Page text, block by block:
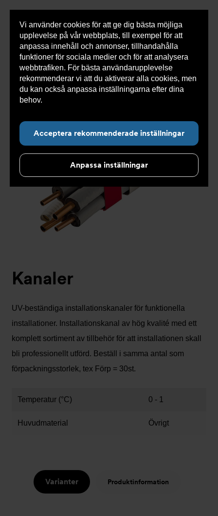
Vi använder cookies för att ge dig bästa möjliga
upplevelse på vår webbplats, till exempel för att
anpassa innehåll och annonser, tillhandahålla
funktioner för sociala medier och för att analysera
webbtrafiken. För bästa användarupplevelse
rekommenderar vi att du aktiverar alla cookies, men
du kan också anpassa inställningarna efter dina
behov.
Acceptera rekommenderade inställningar
Anpassa inställningar
0 varorSnabborder
Du
här:
Armatec > Produkter > Kyla
>
Installationsmaterial
> Kanaler > Kanaler
Kanaler
UV-beständiga installationskanaler för funktionella
installationer. Installationskanal av hög kvalité med ett
komplett sortiment av tillbehör för att installationen skall
bli professionellt utförd. Beställ i samma antal som
förpackningsstorlek, tex Förp = 30st.
Temperatur (°C) 0 - 1
Huvudmaterial Övrigt
Varianter Produktinformation